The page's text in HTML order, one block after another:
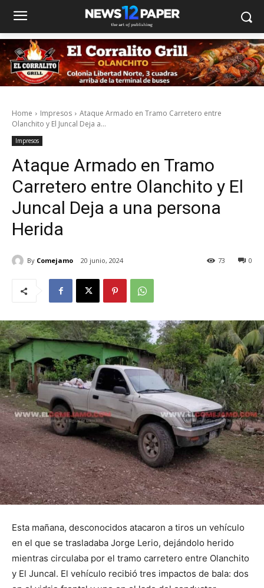
Home Impresos
Ataque Armado en Tramo Carretero entre
Olanchito y El Juncal Deja a...
Impresos
Ataque Armado en Tramo
Carretero entre Olanchito y El
Juncal Deja a una persona
Herida
By Comejamo 20 junio, 2024 0
73
Esta mañana, desconocidos atacaron a tiros un vehículo
en el que se trasladaba Jorge Lerio, dejándolo herido
mientras circulaba por el tramo carretero entre Olanchito
y El Juncal. El vehículo recibió tres impactos de bala: dos